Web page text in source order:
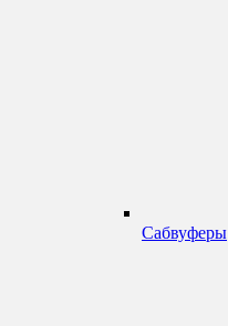
Сабвуферы